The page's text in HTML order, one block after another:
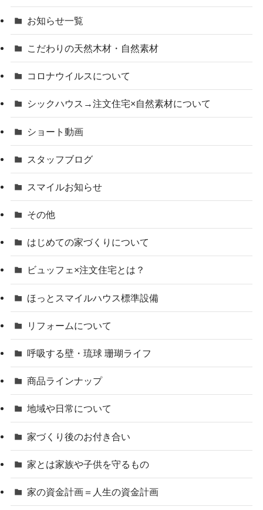
お知らせ一覧
こだわりの天然木材・自然素材
コロナウイルスについて
シックハウス→注文住宅×自然素材について
ショート動画
スタッフブログ
スマイルお知らせ
その他
はじめての家づくりについて
ビュッフェ×注文住宅とは？
ほっとスマイルハウス標準設備
リフォームについて
呼吸する壁・琉球 珊瑚ライフ
商品ラインナップ
地域や日常について
家づくり後のお付き合い
家とは家族や子供を守るもの
家の資金計画＝人生の資金計画